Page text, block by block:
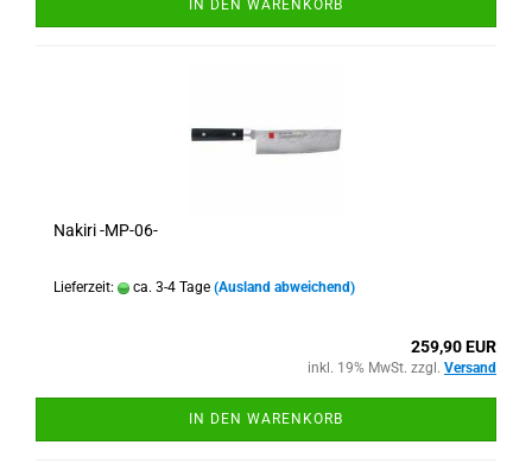
IN DEN WARENKORB
Nakiri -MP-06-
Lieferzeit: ca. 3-4 Tage (Ausland abweichend)
259,90 EUR
inkl. 19% MwSt. zzgl. Versand
IN DEN WARENKORB